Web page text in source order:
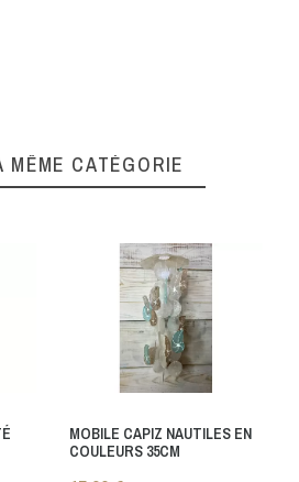
MÊME CATÉGORIE
MOBILE CAPIZ NAUTILES EN
COULEURS 35CM